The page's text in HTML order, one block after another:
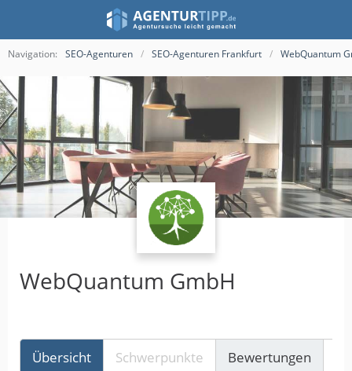
Navigation: SEO-Agenturen SEO-Agenturen Frankfurt WebQuantum
WebQuantum GmbH
Übersicht Schwerpunkte Bewertungen